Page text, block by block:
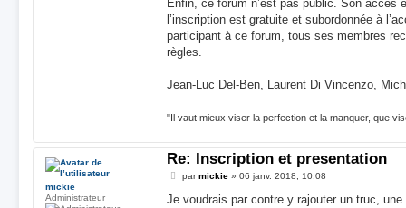
Enfin, ce forum n’est pas public. Son accès
l’inscription est gratuite et subordonnée à
participant à ce forum, tous ses membres
règles.
Jean-Luc Del-Ben, Laurent Di Vincenzo,
"Il vaut mieux viser la perfection et la manquer, que
mickie
Administrateur
Re: Inscription et presentation
M
s
parmickie »06 janv. 2018, 10:08
Je voudrais par contre y rajouter un truc,